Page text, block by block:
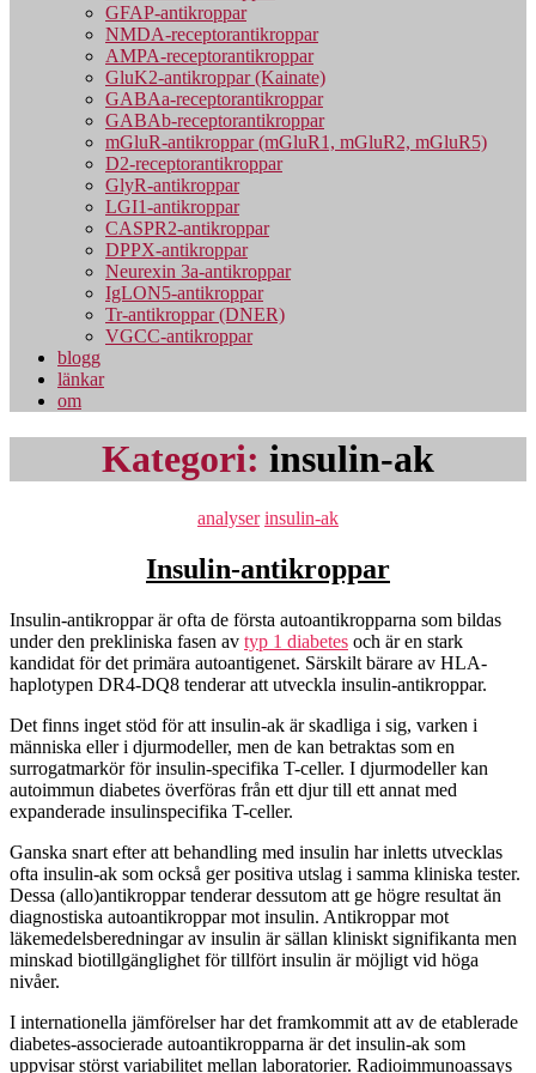
GFAP-antikroppar
NMDA-receptorantikroppar
AMPA-receptorantikroppar
GluK2-antikroppar (Kainate)
GABAa-receptorantikroppar
GABAb-receptorantikroppar
mGluR-antikroppar (mGluR1, mGluR2, mGluR5)
D2-receptorantikroppar
GlyR-antikroppar
LGI1-antikroppar
CASPR2-antikroppar
DPPX-antikroppar
Neurexin 3a-antikroppar
IgLON5-antikroppar
Tr-antikroppar (DNER)
VGCC-antikroppar
blogg
länkar
om
Kategori: insulin-ak
Kategorier
analyser insulin-ak
Insulin-antikroppar
Insulin-antikroppar är ofta de första autoantikropparna som bildas
under den prekliniska fasen av typ 1 diabetes och är en stark
kandidat för det primära autoantigenet. Särskilt bärare av HLA-
haplotypen DR4-DQ8 tenderar att utveckla insulin-antikroppar.
Det finns inget stöd för att insulin-ak är skadliga i sig, varken i
människa eller i djurmodeller, men de kan betraktas som en
surrogatmarkör för insulin-specifika T-celler. I djurmodeller kan
autoimmun diabetes överföras från ett djur till ett annat med
expanderade insulinspecifika T-celler.
Ganska snart efter att behandling med insulin har inletts utvecklas
ofta insulin-ak som också ger positiva utslag i samma kliniska tester.
Dessa (allo)antikroppar tenderar dessutom att ge högre resultat än
diagnostiska autoantikroppar mot insulin. Antikroppar mot
läkemedelsberedningar av insulin är sällan kliniskt signifikanta men
minskad biotillgänglighet för tillfört insulin är möjligt vid höga
nivåer.
I internationella jämförelser har det framkommit att av de etablerade
diabetes-associerade autoantikropparna är det insulin-ak som
uppvisar störst variabilitet mellan laboratorier. Radioimmunoassays